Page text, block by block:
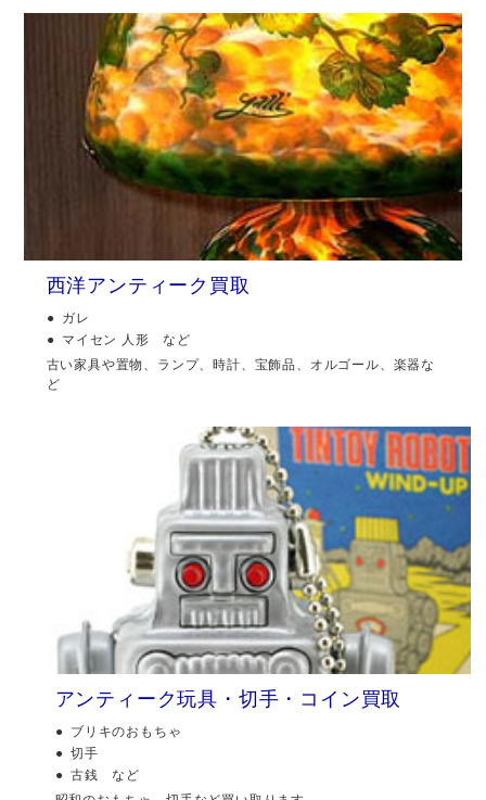
西洋アンティーク買取
ガレ
マイセン 人形 など
古い家具や置物、ランプ、時計、宝飾品、オルゴール、楽器な
ど
アンティーク玩具・切手・コイン買取
ブリキのおもちゃ
切手
古銭 など